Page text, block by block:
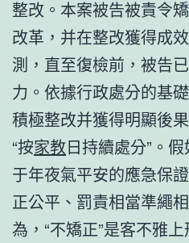
整改。本案被告被責令
改革，并在整改獲得成
測，直至復檢前，被告
力。依據行政處分的基
積極整改并獲得明顯後
“按家教日持續處分”。
于年夜氣平安的應急保
正公平、罰責相當準繩
為，“不矯正”是客不雅